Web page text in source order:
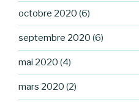
octobre 2020 (6)
septembre 2020 (6)
mai 2020 (4)
mars 2020 (2)